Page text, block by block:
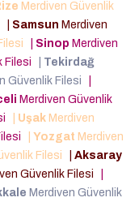
Merdiven Güvenlik
Samsun Merdiven
Sinop Merdiven
Filesi
Tekirdağ
Güvenlik Filesi
Merdiven Güvenlik
Uşak Merdiven
Yozgat Merdiven
Filesi
Aksaray
Güvenlik Filesi
Merdiven Güvenlik